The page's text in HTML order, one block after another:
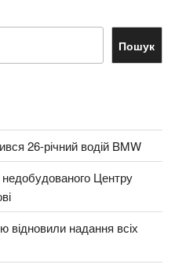
Пошук
26-річний водій BMW
Центру
надання всіх